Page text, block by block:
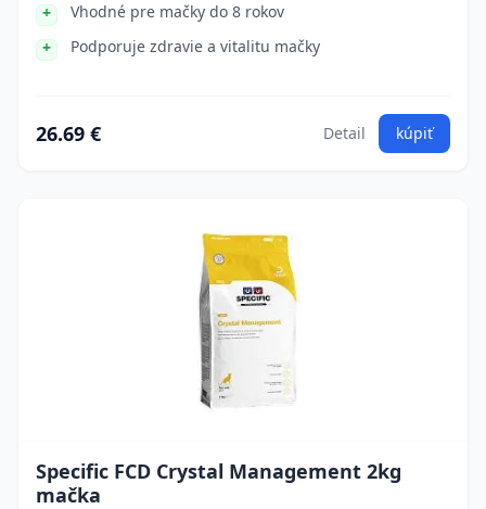
Vhodné pre mačky do 8 rokov
Podporuje zdravie a vitalitu mačky
26.69 € Detail kúpiť
Specific FCD Crystal Management 2kg
mačka